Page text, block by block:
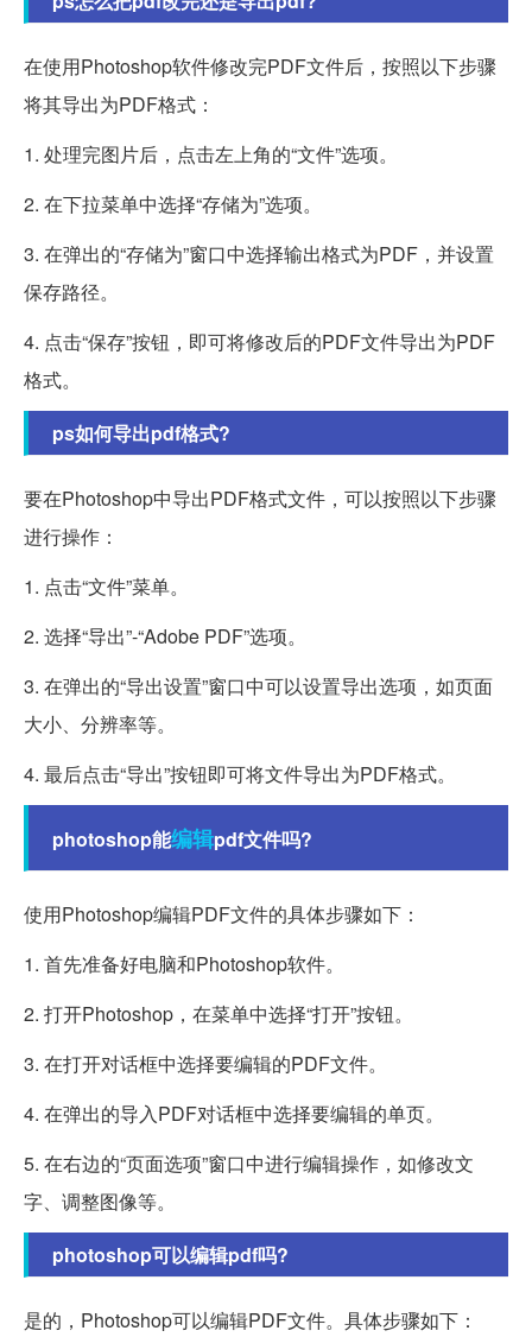
在使用Photoshop软件修改完PDF文件后，按照以下步骤
将其导出为PDF格式：
1. 处理完图片后，点击左上角的“文件”选项。
2. 在下拉菜单中选择“存储为”选项。
3. 在弹出的“存储为”窗口中选择输出格式为PDF，并设置
保存路径。
4. 点击“保存”按钮，即可将修改后的PDF文件导出为PDF
格式。
ps如何导出pdf格式?
要在Photoshop中导出PDF格式文件，可以按照以下步骤
进行操作：
1. 点击“文件”菜单。
2. 选择“导出”-“Adobe PDF”选项。
3. 在弹出的“导出设置”窗口中可以设置导出选项，如页面
大小、分辨率等。
4. 最后点击“导出”按钮即可将文件导出为PDF格式。
photoshop能编辑pdf文件吗?
使用Photoshop编辑PDF文件的具体步骤如下：
1. 首先准备好电脑和Photoshop软件。
2. 打开Photoshop，在菜单中选择“打开”按钮。
3. 在打开对话框中选择要编辑的PDF文件。
4. 在弹出的导入PDF对话框中选择要编辑的单页。
5. 在右边的“页面选项”窗口中进行编辑操作，如修改文
字、调整图像等。
photoshop可以编辑pdf吗?
是的，Photoshop可以编辑PDF文件。具体步骤如下：